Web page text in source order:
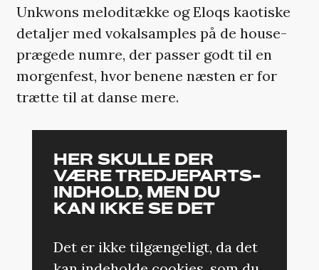
Unkwons meloditække og Eloqs kaotiske
detaljer med vokalsamples på de house-
prægede numre, der passer godt til en
morgenfest, hvor benene næsten er for
trætte til at danse mere.
HER SKULLE DER
VÆRE TREDJEPARTS-
INDHOLD, MEN DU
KAN IKKE SE DET
Det er ikke tilgængeligt, da det